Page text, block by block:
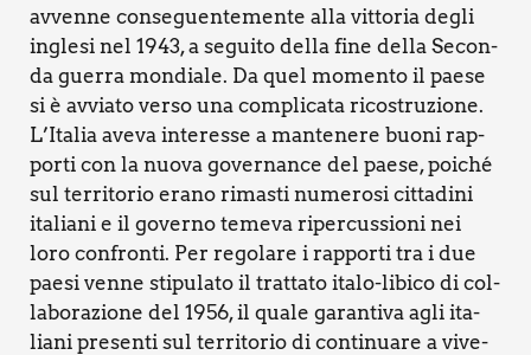
avven­ne con­se­guen­te­men­te alla vit­to­ria degli
ingle­si nel 1943, a segui­to del­la fine del­la Secon­
da guer­ra mon­dia­le. Da quel momen­to il pae­se
si è avvia­to ver­so una com­pli­ca­ta rico­stru­zio­ne.
L’Italia ave­va inte­res­se a man­te­ne­re buo­ni rap­
por­ti con la nuo­va gover­nan­ce del pae­se, poi­ché
sul ter­ri­to­rio era­no rima­sti nume­ro­si cit­ta­di­ni
ita­lia­ni e il gover­no teme­va riper­cus­sio­ni nei
loro con­fron­ti. Per rego­la­re i rap­por­ti tra i due
pae­si ven­ne sti­pu­la­to il trat­ta­to ita­lo-libi­co di col­
la­bo­ra­zio­ne del 1956, il qua­le garan­ti­va agli ita­
lia­ni pre­sen­ti sul ter­ri­to­rio di con­ti­nua­re a vive­